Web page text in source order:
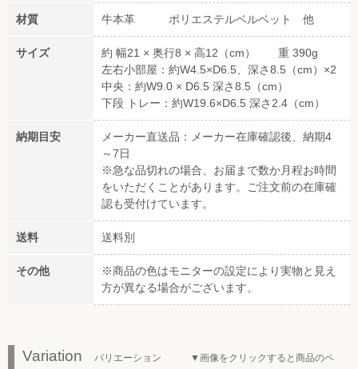
材質 牛本革 ポリエステルベルベット 他
サイズ
約 幅21 × 奥行8 × 高12（cm） 重 390g
左右小部屋：約W4.5×D6.5、深さ8.5（cm）×2
中央：約W9.0 × D6.5 深さ8.5（cm）
下段 トレー：約W19.6×D6.5 深さ2.4（cm）
納期目安
メーカー直送品：メーカー在庫確認後、納期4
～7日
※急な品切れの場合、お届まで数か月程お時間
をいただくことがあります。ご注文前の在庫確
認も受付けています。
送料 送料別
その他
※商品の色はモニターの設定により実物と見え
方が異なる場合がございます。
Variation
バリエーション ▼画像をクリックすると商品のペ